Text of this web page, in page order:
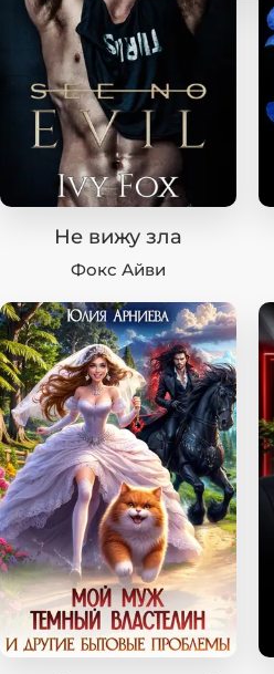
Не вижу зла
Фокс Айви